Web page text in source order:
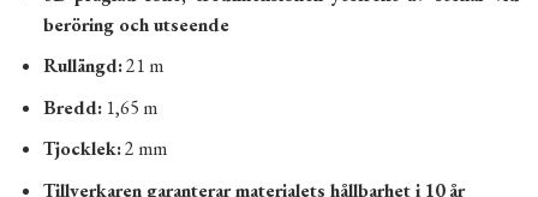
beröring och utseende
Rullängd:21 m
Bredd:1,65 m
Tjocklek:2 mm
Tillverkaren garanterar materialets hållbarhet i 10 år